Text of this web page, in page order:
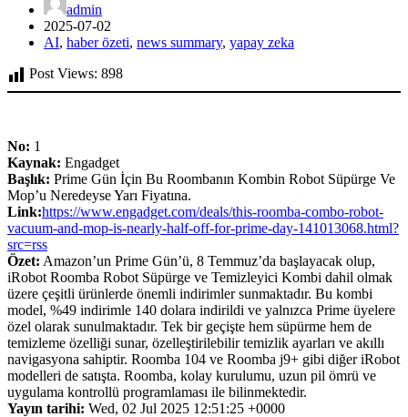
admin
2025-07-02
AI, haber özeti, news summary, yapay zeka
Post Views: 898
No: 1
Kaynak: Engadget
Başlık: Prime Gün İçin Bu Roombanın Kombin Robot Süpürge Ve
Mop’u Neredeyse Yarı Fiyatına.
Link:https://www.engadget.com/deals/this-roomba-combo-robot-
vacuum-and-mop-is-nearly-half-off-for-prime-day-141013068.html?
src=rss
Özet: Amazon’un Prime Gün’ü, 8 Temmuz’da başlayacak olup,
iRobot Roomba Robot Süpürge ve Temizleyici Kombi dahil olmak
üzere çeşitli ürünlerde önemli indirimler sunmaktadır. Bu kombi
model, %49 indirimle 140 dolara indirildi ve yalnızca Prime üyelere
özel olarak sunulmaktadır. Tek bir geçişte hem süpürme hem de
temizleme özelliği sunar, özelleştirilebilir temizlik ayarları ve akıllı
navigasyona sahiptir. Roomba 104 ve Roomba j9+ gibi diğer iRobot
modelleri de satışta. Roomba, kolay kurulumu, uzun pil ömrü ve
uygulama kontrollü programlaması ile bilinmektedir.
Yayın tarihi: Wed, 02 Jul 2025 12:51:25 +0000